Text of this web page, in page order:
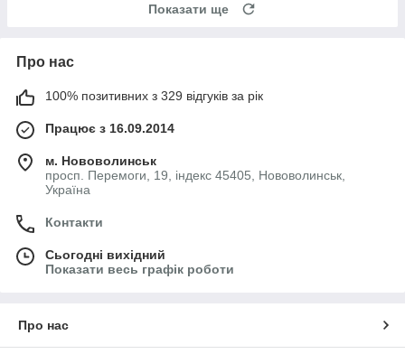
Показати ще
Про нас
100% позитивних з 329 відгуків за рік
Працює з 16.09.2014
м. Нововолинськ
просп. Перемоги, 19, індекс 45405, Нововолинськ,
Україна
Контакти
Сьогодні вихідний
Показати весь графік роботи
Про нас